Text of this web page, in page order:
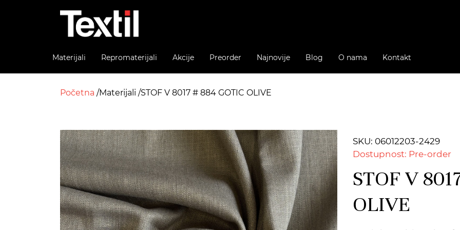
Materijali Repromaterijali Akcije Preorder Najnovije Blog O nama Kontakt
Početna Materijali STOF V 8017 # 884 GOTIC OLIVE
SKU: 06012203-2429
Dostupnost: Pre-order
STOF V
OLIVE